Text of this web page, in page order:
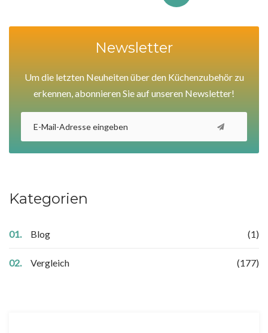
Newsletter
Um die letzten Neuheiten über den Küchenzubehör zu
erkennen, abonnieren Sie auf unseren Newsletter!
Kategorien
Blog (1)
Vergleich (177)